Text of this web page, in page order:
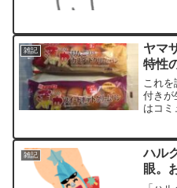
と、・
ない
雑記
ヤマ
特性
これを
付きが
はコミ
いう
ら、相
雑記
ハル
眼。